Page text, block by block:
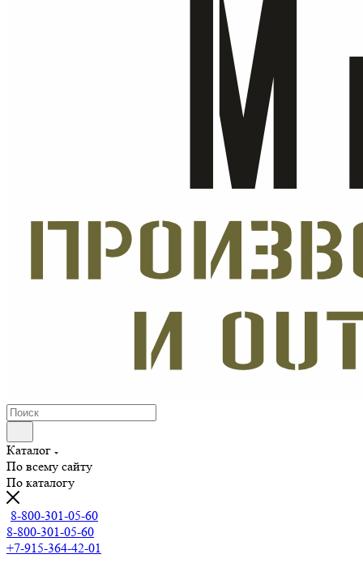
Каталог
По всему сайту
По каталогу
8-800-301-05-60
8-800-301-05-60
+7-915-364-42-01